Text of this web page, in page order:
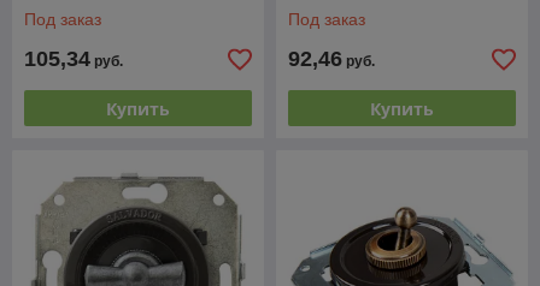
Под заказ
105,34 руб.
Купить
Под заказ
92,46 руб.
Купить